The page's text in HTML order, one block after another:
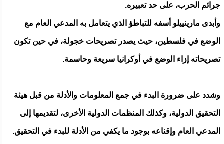
جرائم الحرب، على حد تعبيره.
وأبدى مارينييلو أسفه للتباطؤ الذي يتعامل به المدعي العام مع
الوضع في فلسطين، حيث يصدر تصريحات خجولة، في حين تكون
تصريحاته إزاء الوضع في أوكرانيا سريعة وحاسمة.
وشدد على ضرورة البدء في جمع المعلومات والأدلة من قبل هيئة
التحقيق الدولية، وكذلك المنظمات الدولية الأخرى، لتقديمها إلى
المدعي العام وإقناعه بوجود ما يكفي من الأدلة للبدء في التحقيق.